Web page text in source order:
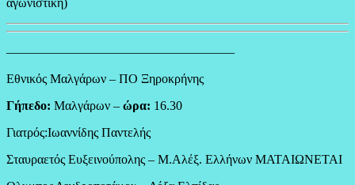
αγωνιστική)
——————————————————
Εθνικός Μαλγάρων – ΠΟ Ξηροκρήνης
Γήπεδο: Μαλγάρων – ώρα: 16.30
Γιατρός:Ιωαννίδης Παντελής
Σταυραετός Ευξεινούπολης – Μ.Αλέξ. Ελλήνων ΜΑΤΑΙΩΝΕΤΑΙ